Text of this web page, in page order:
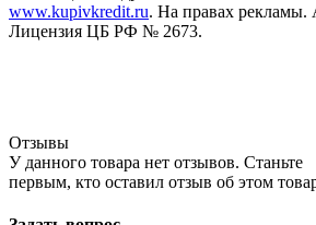
www.kupivkredit.ru. На правах
Лицензия ЦБ РФ № 2673.
Отзывы
У данного товара нет отзывов. Станьте
первым, кто оставил отзыв об этом